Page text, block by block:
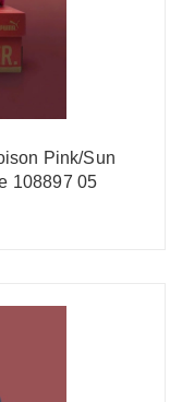
Pink/Sun
108897 05